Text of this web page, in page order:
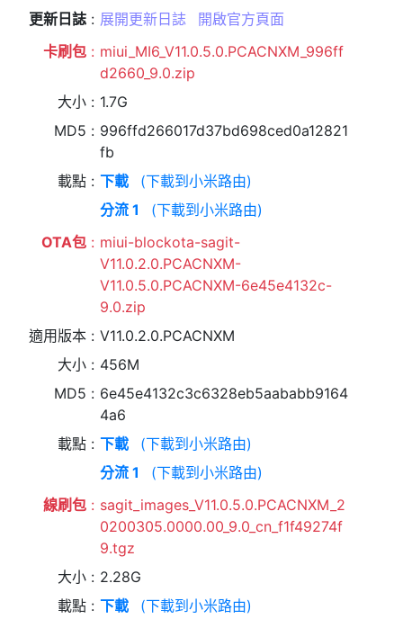
更新日誌
展開更新日誌
開啟官方頁面
卡刷包
miui_MI6_V11.0.5.0.PCACNXM_996ff
d2660_9.0.zip
大小
1.7G
MD5
996ffd266017d37bd698ced0a12821
fb
載點
下載
(下載到小米路由)
分流 1
(下載到小米路由)
OTA包
miui-blockota-sagit-
V11.0.2.0.PCACNXM-
V11.0.5.0.PCACNXM-6e45e4132c-
9.0.zip
適用版本
V11.0.2.0.PCACNXM
大小
456M
MD5
6e45e4132c3c6328eb5aababb9164
4a6
載點
下載
(下載到小米路由)
分流 1
(下載到小米路由)
線刷包
sagit_images_V11.0.5.0.PCACNXM_2
0200305.0000.00_9.0_cn_f1f49274f
9.tgz
大小
2.28G
載點
下載 (下載到小米路由)